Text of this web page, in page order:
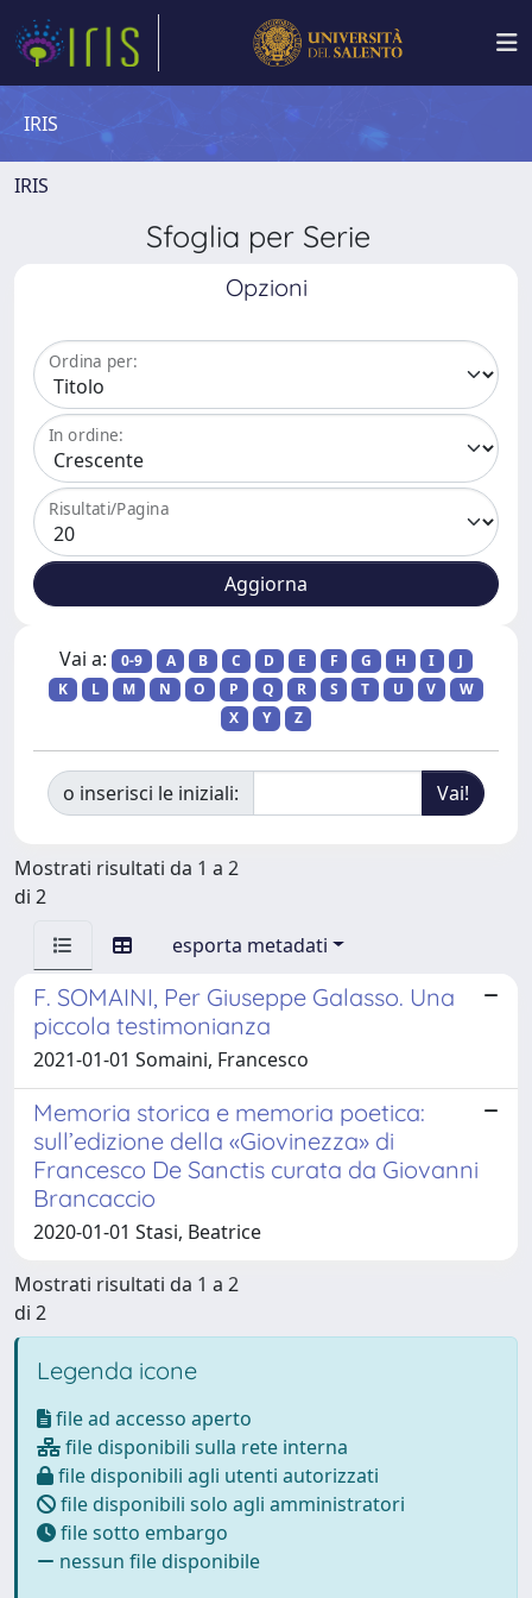
IRIS
IRIS
Sfoglia per Serie
Opzioni
Ordina per:
In ordine:
Risultati/Pagina
Vai a: 0-9 A B C D E F G H I
J
K
L M N O P Q R S T U V
W
X
Y Z
o inserisci le iniziali:
Mostrati risultati da 1 a 2
di 2
esporta metadati
F. SOMAINI, Per Giuseppe Galasso. Una
piccola testimonianza
2021-01-01 Somaini, Francesco
Memoria storica e memoria poetica:
sull’edizione della «Giovinezza» di
Francesco De Sanctis curata da Giovanni
Brancaccio
2020-01-01 Stasi, Beatrice
Mostrati risultati da 1 a 2
di 2
Legenda icone
file ad accesso aperto
file disponibili sulla rete interna
file disponibili agli utenti autorizzati
file disponibili solo agli amministratori
file sotto embargo
nessun file disponibile